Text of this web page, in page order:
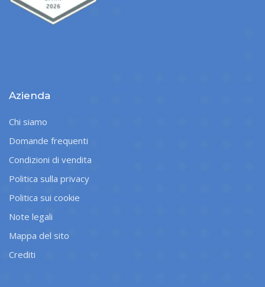
Azienda
Chi siamo
Domande frequenti
Condizioni di vendita
Politica sulla privacy
Politica sui cookie
Note legali
Mappa del sito
Crediti